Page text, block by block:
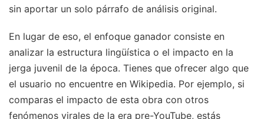
sin aportar un solo párrafo de análisis original.
En lugar de eso, el enfoque ganador consiste en
analizar la estructura lingüística o el impacto en la
jerga juvenil de la época. Tienes que ofrecer algo que
el usuario no encuentre en Wikipedia. Por ejemplo, si
comparas el impacto de esta obra con otros
fenómenos virales de la era pre-YouTube, estás